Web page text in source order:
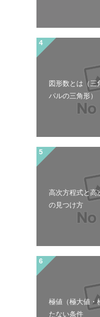
図形数とは（三
パルの三角形）
高次方程式と高
の見つけ方
極値（極大値・
たない条件